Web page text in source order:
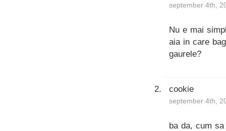
september 4th,
Nu e mai
aia in care
gaurele?
cookie
september 4th,
ba da, cum